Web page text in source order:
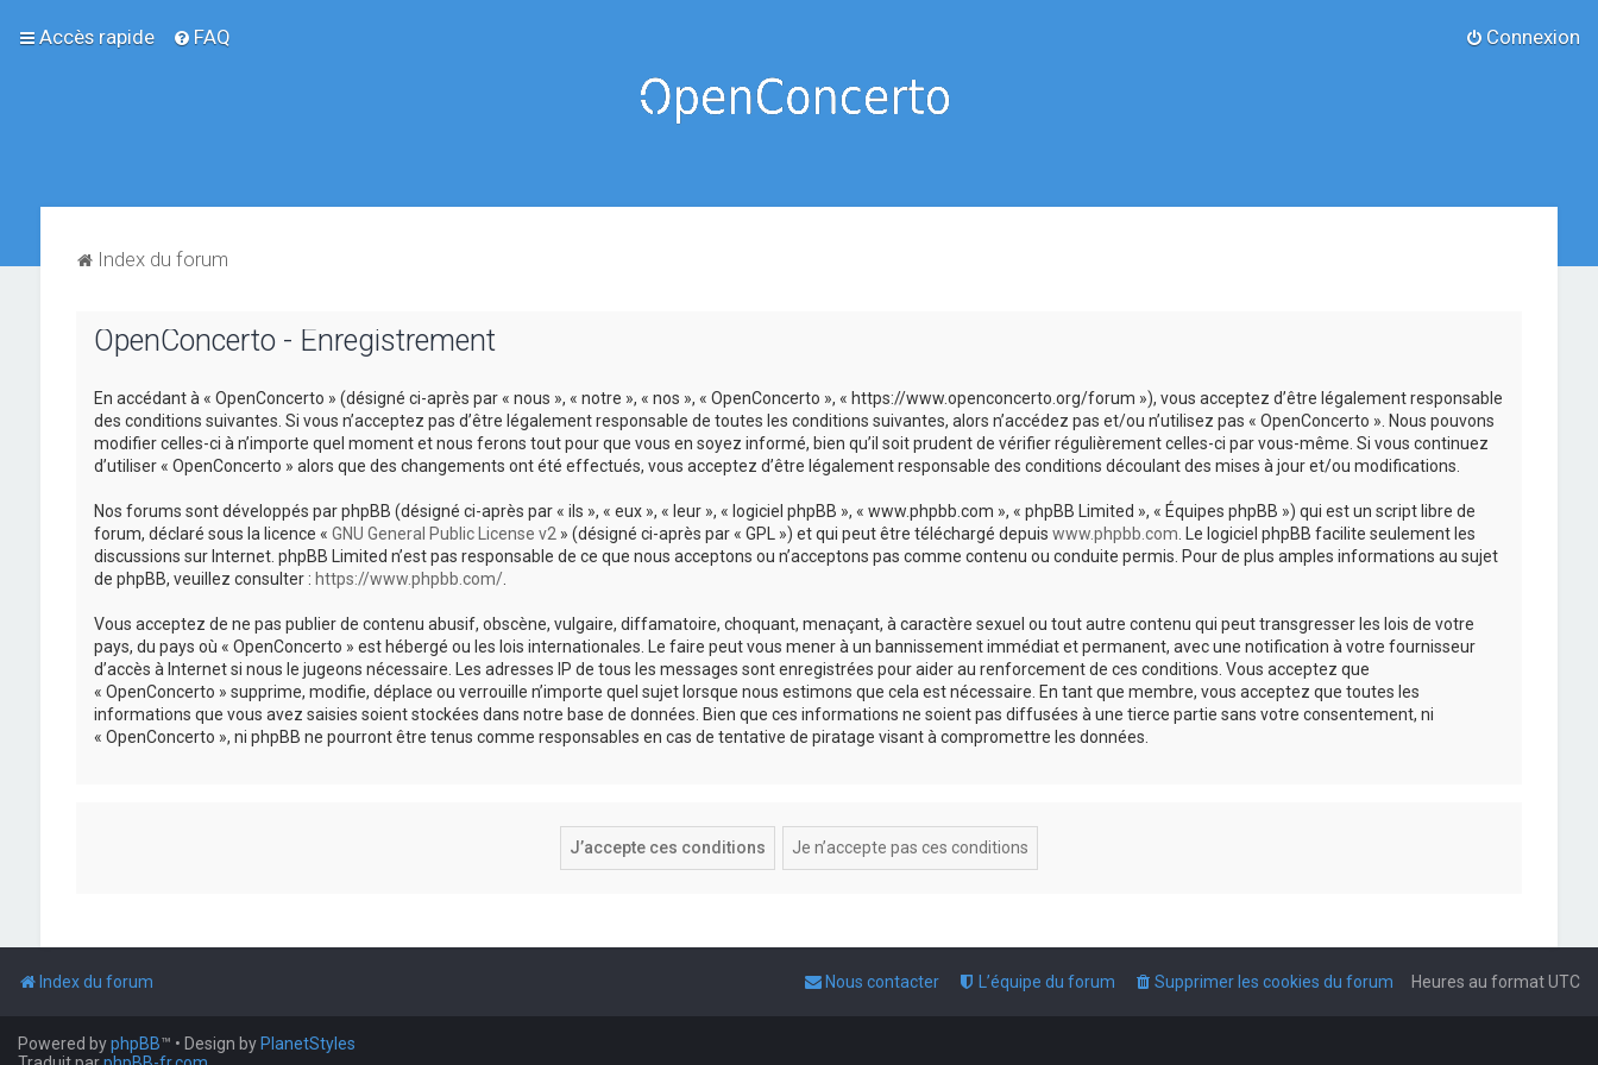
Accès rapide FAQ Connexion
Index du forum
OpenConcerto - Enregistrement
En accédant à « OpenConcerto » (désigné ci-après par « nous », « notre », « nos », « OpenConcerto », « https://www.openconcerto.org/forum »), vous acceptez d’être légalement responsable
des conditions suivantes. Si vous n’acceptez pas d’être légalement responsable de toutes les conditions suivantes, alors n’accédez pas et/ou n’utilisez pas « OpenConcerto ». Nous pouvons
modifier celles-ci à n’importe quel moment et nous ferons tout pour que vous en soyez informé, bien qu’il soit prudent de vérifier régulièrement celles-ci par vous-même. Si vous continuez
d’utiliser « OpenConcerto » alors que des changements ont été effectués, vous acceptez d’être légalement responsable des conditions découlant des mises à jour et/ou modifications.
Nos forums sont développés par phpBB (désigné ci-après par « ils », « eux », « leur », « logiciel phpBB », « www.phpbb.com », « phpBB Limited », « Équipes phpBB ») qui est un script libre de
forum, déclaré sous la licence « GNU General Public License v2 » (désigné ci-après par « GPL ») et qui peut être téléchargé depuis www.phpbb.com . Le logiciel phpBB facilite seulement les
discussions sur Internet. phpBB Limited n’est pas responsable de ce que nous acceptons ou n’acceptons pas comme contenu ou conduite permis. Pour de plus amples informations au sujet
de phpBB, veuillez consulter : https://www.phpbb.com/.
Vous acceptez de ne pas publier de contenu abusif, obscène, vulgaire, diffamatoire, choquant, menaçant, à caractère sexuel ou tout autre contenu qui peut transgresser les lois de votre
pays, du pays où « OpenConcerto » est hébergé ou les lois internationales. Le faire peut vous mener à un bannissement immédiat et permanent, avec une notification à votre fournisseur
d’accès à Internet si nous le jugeons nécessaire. Les adresses IP de tous les messages sont enregistrées pour aider au renforcement de ces conditions. Vous acceptez que
« OpenConcerto » supprime, modifie, déplace ou verrouille n’importe quel sujet lorsque nous estimons que cela est nécessaire. En tant que membre, vous acceptez que toutes les
informations que vous avez saisies soient stockées dans notre base de données. Bien que ces informations ne soient pas diffusées à une tierce partie sans votre consentement, ni
« OpenConcerto », ni phpBB ne pourront être tenus comme responsables en cas de tentative de piratage visant à compromettre les données.
Index du forum Heures au formatUTC
Supprimer les cookies du forum
L’équipe du forum
Nous contacter
Powered byphpBB™ • Design by PlanetStyles